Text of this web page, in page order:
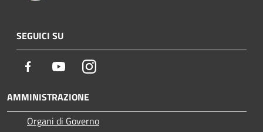
SEGUICI SU
Facebook YoutubeInstagram
AMMINISTRAZIONE
Organi di Governo